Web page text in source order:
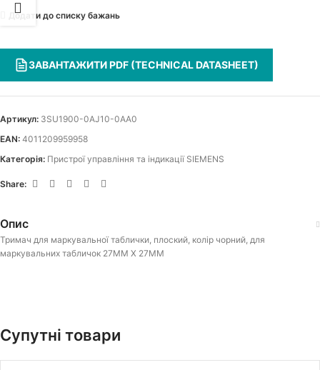
Додати до списку бажань
ЗАВАНТАЖИТИ PDF (TECHNICAL DATASHEET)
EAN: 4011209959958
Артикул: 3SU1900-0AJ10-0AA0
Категорія: Пристрої управління та індикації SIEMENS
Share:
Опис
Тримач для маркувальної таблички, плоский, колір чорний, для
маркувальних табличок 27MM X 27MM
Супутні товари